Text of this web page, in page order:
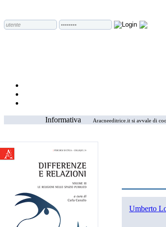
Informativa
Aracneeditrice.it si avvale di
Umberto